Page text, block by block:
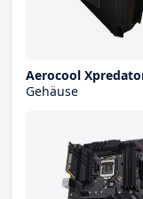
Aerocool
Gehäuse